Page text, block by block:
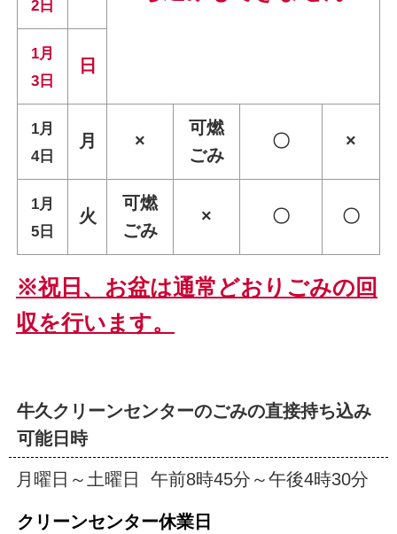
2日
1月
3 日
日
1月
4日
月 ×
可燃
ごみ
〇 ×
1月
5日
火
可燃
ごみ
× 〇 〇
※祝日、お盆は通常どおりごみの回
収を行います。
牛久クリーンセンターのごみの直接持ち込み
可能日時
月曜日～土曜日 午前8時45分～午後4時30分
クリーンセンター休業日